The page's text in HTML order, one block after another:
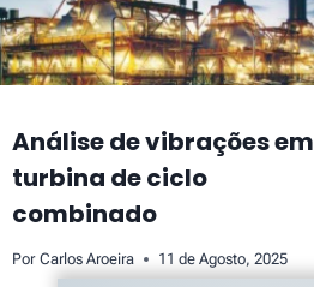
Análise de vibrações em
turbina de ciclo
combinado
Por Carlos Aroeira 11 de Agosto, 2025